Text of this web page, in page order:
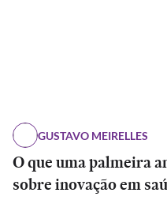
GUSTAVO MEIRELLES
O que uma palmeira
sobre inovação em